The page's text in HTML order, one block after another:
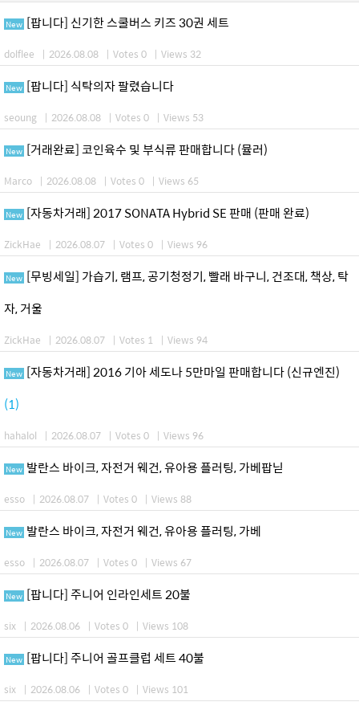
New [팝니다] 신기한 스쿨버스 키즈 30권 세트
dolflee | 2026.08.08 | Votes 0 | Views 32
New [팝니다] 식탁의자 팔렸습니다
seoung | 2026.08.08 | Votes 0 | Views 53
New [거래완료] 코인육수 및 부식류 판매합니다 (뮬러)
Marco | 2026.08.08 | Votes 0 | Views 65
New [자동차거래] 2017 SONATA Hybrid SE 판매 (판매 완료)
ZickHae | 2026.08.07 | Votes 0 | Views 96
New [무빙세일] 가습기, 램프, 공기청정기, 빨래 바구니, 건조대, 책상, 탁
자, 거울
ZickHae | 2026.08.07 | Votes 1 | Views 94
New [자동차거래] 2016 기아 세도나 5만마일 판매합니다 (신규엔진)
(1)
hahalol | 2026.08.07 | Votes 0 | Views 96
New 발란스 바이크, 자전거 웨건, 유아용 플러팅, 가베팝닏
esso | 2026.08.07 | Votes 0 | Views 88
New 발란스 바이크, 자전거 웨건, 유아용 플러팅, 가베
esso | 2026.08.07 | Votes 0 | Views 67
New [팝니다] 주니어 인라인세트 20불
six | 2026.08.06 | Votes 0 | Views 108
New [팝니다] 주니어 골프클럽 세트 40불
six | 2026.08.06 | Votes 0 | Views 101